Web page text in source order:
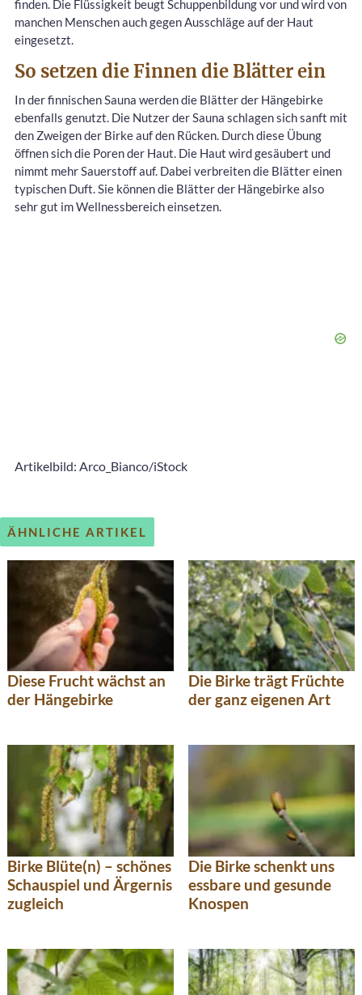
finden. Die Flüssigkeit beugt Schuppenbildung vor und wird von
manchen Menschen auch gegen Ausschläge auf der Haut
eingesetzt.
So setzen die Finnen die Blätter ein
In der finnischen Sauna werden die Blätter der Hängebirke
ebenfalls genutzt. Die Nutzer der Sauna schlagen sich sanft mit
den Zweigen der Birke auf den Rücken. Durch diese Übung
öffnen sich die Poren der Haut. Die Haut wird gesäubert und
nimmt mehr Sauerstoff auf. Dabei verbreiten die Blätter einen
typischen Duft. Sie können die Blätter der Hängebirke also
sehr gut im Wellnessbereich einsetzen.
Artikelbild: Arco_Bianco/iStock
ÄHNLICHE ARTIKEL
Diese Frucht wächst an
der Hängebirke
Die Birke trägt Früchte
der ganz eigenen Art
Birke Blüte(n) – schönes
Schauspiel und Ärgernis
zugleich
Die Birke schenkt uns
essbare und gesunde
Knospen